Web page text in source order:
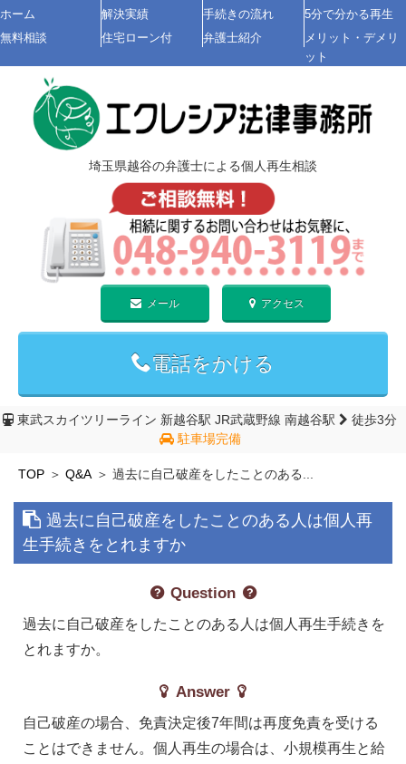
ホーム 解決実績 手続きの流れ
5分で分かる再生
無料相談
住宅ローン付 弁護士紹介
メリット・デメリ
ット
埼玉県越谷の弁護士による個人再生相談
メール アクセス
電話をかける
東武スカイツリーライン 新越谷駅 JR武蔵野線 南越谷駅
徒歩3分
駐車場完備
TOP Q&A 過去に自己破産をしたことのある...
過去に自己破産をしたことのある人は個人再
生手続きをとれますか
Question
過去に自己破産をしたことのある人は個人再生手続きを
とれますか。
Answer
自己破産の場合、免責決定後7年間は再度免責を受ける
ことはできません。個人再生の場合は、小規模再生と給